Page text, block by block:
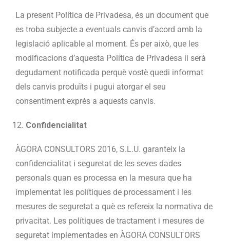
La present Política de Privadesa, és un document que
es troba subjecte a eventuals canvis d’acord amb la
legislació aplicable al moment. És per això, que les
modificacions d’aquesta Política de Privadesa li serà
degudament notificada perquè vostè quedi informat
dels canvis produïts i pugui atorgar el seu
consentiment exprés a aquests canvis.
Confidencialitat
ÀGORA CONSULTORS 2016, S.L.U. garanteix la
confidencialitat i seguretat de les seves dades
personals quan es processa en la mesura que ha
implementat les polítiques de processament i les
mesures de seguretat a què es refereix la normativa de
privacitat. Les polítiques de tractament i mesures de
seguretat implementades en ÀGORA CONSULTORS